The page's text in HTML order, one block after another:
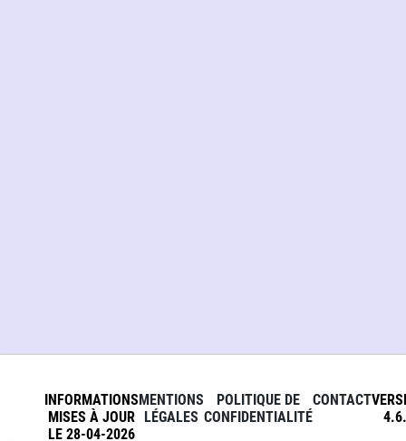
INFORMATIONS
MISES À JOUR
LE 28-04-2026
MENTIONS
LÉGALES
POLITIQUE DE
CONFIDENTIALITÉ
CONTACT